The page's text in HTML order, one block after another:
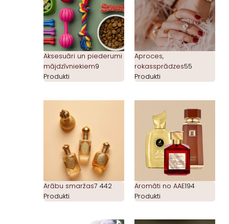
Aksesuāri un piederumi
mājdzīvniekiem9
Produkti
Aproces,
rokassprādzes55
Produkti
Arābu smaržas7 442
Produkti
Aromāti no AAE194
Produkti